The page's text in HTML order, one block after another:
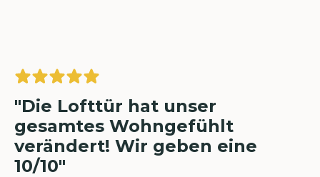
"Die Lofttür hat unser
gesamtes Wohngefühlt
verändert! Wir geben eine
10/10"